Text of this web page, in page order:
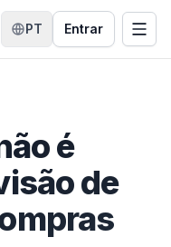
PT
Mudar idioma
Entrar Abrir
é
de